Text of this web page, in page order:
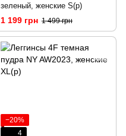
зеленый, женские S(р)
1 199 грн 1 499 грн
−20%
4